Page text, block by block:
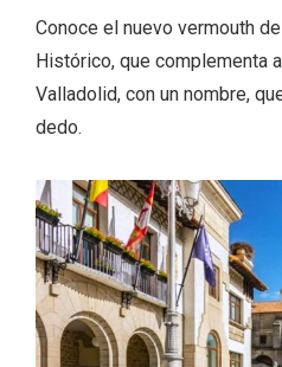
Conoce el nuevo vermouth
Histórico, que complementa
Valladolid, con un nombre,
dedo.
segoviana